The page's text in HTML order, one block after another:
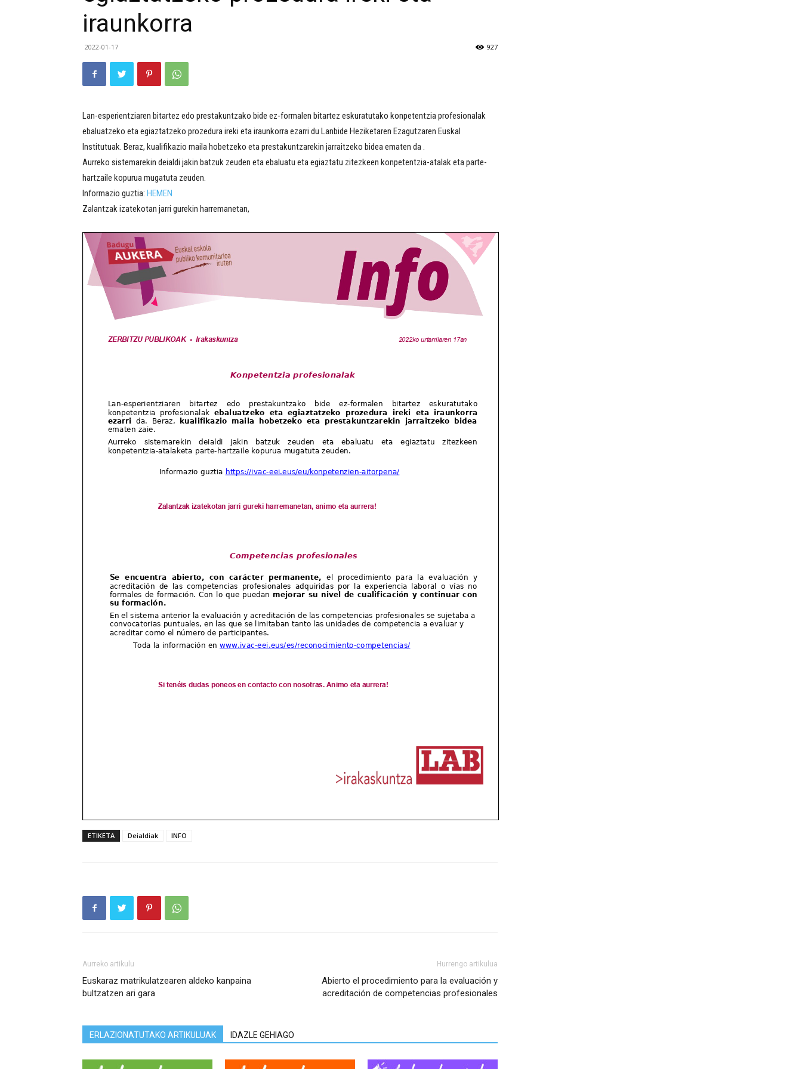
iraunkorra
2022-01-17 927
Lan-esperientziaren bitartez edo prestakuntzako bide ez-formalen bitartez eskuratutako konpetentzia profesionalak
ebaluatzeko eta egiaztatzeko prozedura ireki eta iraunkorra ezarri du Lanbide Heziketaren Ezagutzaren Euskal
Institutuak. Beraz, kualifikazio maila hobetzeko eta prestakuntzarekin jarraitzeko bidea ematen da .
Aurreko sistemarekin deialdi jakin batzuk zeuden eta ebaluatu eta egiaztatu zitezkeen konpetentzia-atalak eta parte-
hartzaile kopurua mugatuta zeuden.
Informazio guztia: HEMEN
Zalantzak izatekotan jarri gurekin harremanetan,
ETIKETA Deialdiak INFO
Aurreko artikulu
Euskaraz matrikulatzearen aldeko kanpaina
bultzatzen ari gara
Hurrengo artikulua
Abierto el procedimiento para la evaluación y
acreditación de competencias profesionales
ERLAZIONATUTAKO ARTIKULUAK IDAZLE GEHIAGO